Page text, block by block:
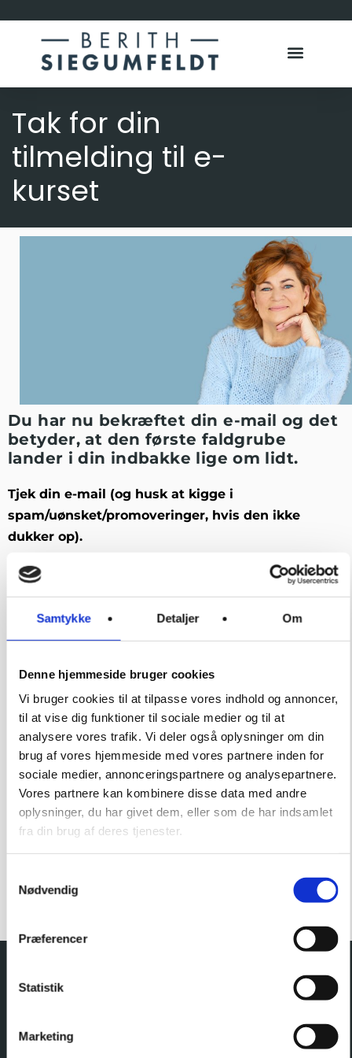
Samtykke Detaljer Om
Denne hjemmeside bruger cookies
Vi bruger cookies til at tilpasse vores indhold og annoncer,
til at vise dig funktioner til sociale medier og til at
analysere vores trafik. Vi deler også oplysninger om din
brug af vores hjemmeside med vores partnere inden for
sociale medier, annonceringspartnere og analysepartnere.
Vores partnere kan kombinere disse data med andre
oplysninger, du har givet dem, eller som de har indsamlet
fra din brug af deres tjenester.
Nødvendig
Præferencer
Statistik
Marketing
Tak for din
tilmelding til e-
kurset
Du har nu bekræftet din e-mail og det
betyder, at den første faldgrube
lander i din indbakke lige om lidt.
Tjek din e-mail (og husk at kigge i
spam/uønsket/promoveringer, hvis den ikke
dukker op).
Hvad sker der nu?
Over den næste måneds tid vil du modtage en
række mails, hvor jeg afslører16 skjulte faldgruber
som narcissister bruger til at fastholde dig – og
fra dem.
Sådan får mest muligt ud af kurset:
Sæt gerne lidt tid af til atreflektere over det, du
læser , og mærk efter, hvordan det passer ind i dit liv.
Vil du dykke endnu mere ned i emnet?
Du er altid velkommen til at følge mig på
Gå til din indbakke nu; din første mail er på vej.
Slut dig til mere end 28.000